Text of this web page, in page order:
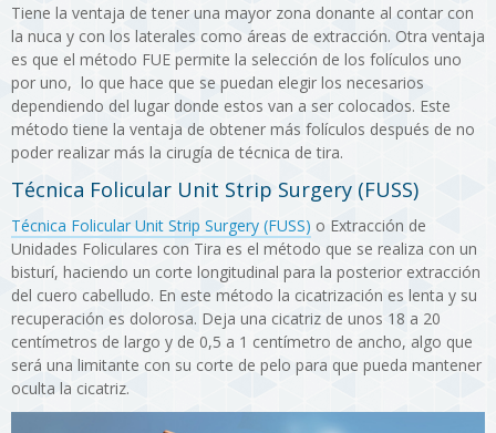
Tiene la ventaja de tener una mayor zona donante al contar con
la nuca y con los laterales como áreas de extracción. Otra ventaja
es que el método FUE permite la selección de los folículos uno
por uno, lo que hace que se puedan elegir los necesarios
dependiendo del lugar donde estos van a ser colocados. Este
método tiene la ventaja de obtener más folículos después de no
poder realizar más la cirugía de técnica de tira.
Técnica Folicular Unit Strip Surgery (FUSS)
Técnica Folicular Unit Strip Surgery (FUSS) o Extracción de
Unidades Foliculares con Tira es el método que se realiza con un
bisturí, haciendo un corte longitudinal para la posterior extracción
del cuero cabelludo. En este método la cicatrización es lenta y su
recuperación es dolorosa. Deja una cicatriz de unos 18 a 20
centímetros de largo y de 0,5 a 1 centímetro de ancho, algo que
será una limitante con su corte de pelo para que pueda mantener
oculta la cicatriz.